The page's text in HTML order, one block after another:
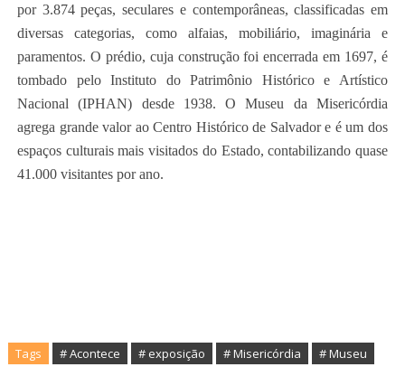
por 3.874 peças, seculares e contemporâneas, classificadas em
diversas categorias, como alfaias, mobiliário, imaginária e
paramentos. O prédio, cuja construção foi encerrada em 1697, é
tombado pelo Instituto do Patrimônio Histórico e Artístico
Nacional (IPHAN) desde 1938. O Museu da Misericórdia
agrega grande valor ao Centro Histórico de Salvador e é um dos
espaços culturais mais visitados do Estado, contabilizando quase
41.000 visitantes por ano.
Tags # Acontece # Misericórdia # Museu